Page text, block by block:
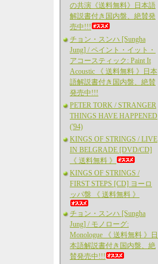
の共演《送料無料》日本語
解説書付き国内盤、絶賛発
売中!!!
チョン・スンハ [Sungha
Jung] / ペイント・イット・
アコースティック: Paint It
Acoustic 《 送料無料 》日本
語解説書付き国内盤、絶賛
発売中!!!
PETER TORK / STRANGER
THINGS HAVE HAPPENED
('94)
KINGS OF STRINGS / LIVE
IN BELGRADE [DVD/CD]
《 送料無料 》
KINGS OF STRINGS /
FIRST STEPS [CD] ヨーロ
ッパ盤 《 送料無料 》
チョン・スンハ [Sungha
Jung] / モノローグ:
Monologue 《 送料無料 》日
本語解説書付き国内盤、絶
賛発売中!!!